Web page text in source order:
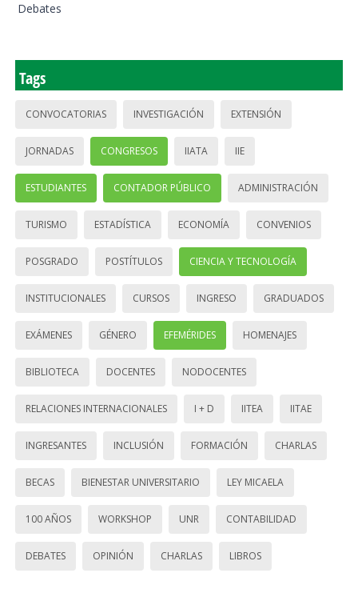
Debates
Tags
CONVOCATORIAS INVESTIGACIÓN EXTENSIÓN
JORNADAS CONGRESOS IIATA IIE
ESTUDIANTES CONTADOR PÚBLICO ADMINISTRACIÓN
TURISMO ESTADÍSTICA ECONOMÍA CONVENIOS
POSGRADO POSTÍTULOS CIENCIA Y TECNOLOGÍA
INSTITUCIONALES CURSOS INGRESO GRADUADOS
EXÁMENES GÉNERO EFEMÉRIDES HOMENAJES
BIBLIOTECA DOCENTES NODOCENTES
RELACIONES INTERNACIONALES I + D IITEA IITAE
INGRESANTES INCLUSIÓN FORMACIÓN CHARLAS
BECAS BIENESTAR UNIVERSITARIO LEY MICAELA
100 AÑOS WORKSHOP UNR CONTABILIDAD
DEBATES OPINIÓN CHARLAS LIBROS